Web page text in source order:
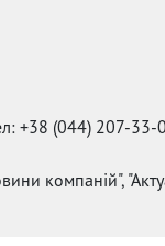
+38 (044) 207-
компаній",